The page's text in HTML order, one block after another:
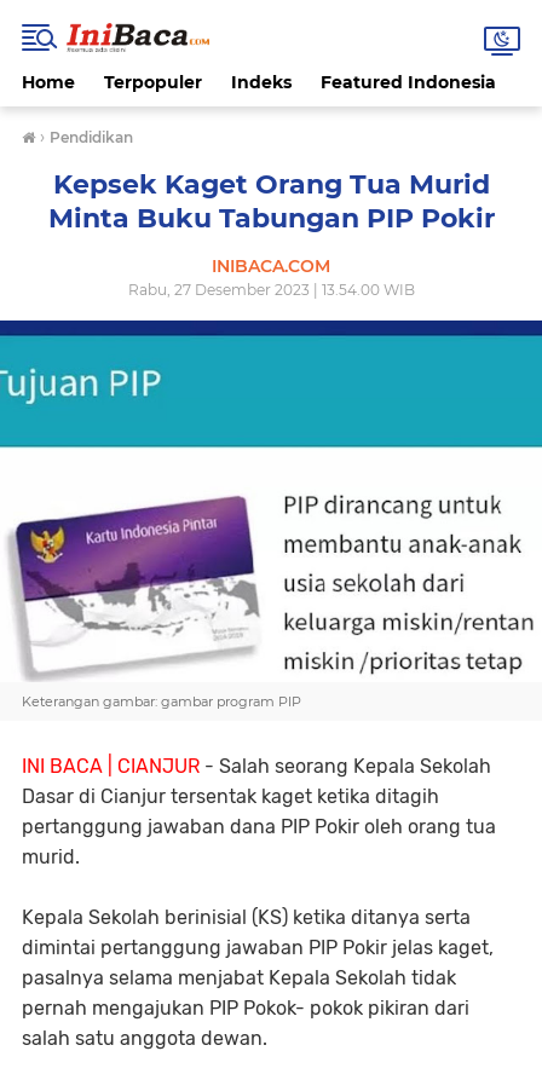
Home Terpopuler Indeks Featured Indonesia
› Pendidikan
Kepsek Kaget Orang Tua Murid
Minta Buku Tabungan PIP Pokir
INIBACA.COM
Rabu, 27 Desember 2023 | 13.54.00 WIB
Keterangan gambar: gambar program PIP
INI BACA | CIANJUR - Salah seorang Kepala Sekolah
Dasar di Cianjur tersentak kaget ketika ditagih
pertanggung jawaban dana PIP Pokir oleh orang tua
murid.
Kepala Sekolah berinisial (KS) ketika ditanya serta
dimintai pertanggung jawaban PIP Pokir jelas kaget,
pasalnya selama menjabat Kepala Sekolah tidak
pernah mengajukan PIP Pokok- pokok pikiran dari
salah satu anggota dewan.